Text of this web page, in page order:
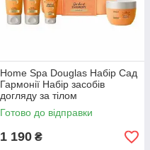
Home Spa Douglas Набір Сад
Гармонії Набір засобів
догляду за тілом
Готово до відправки
1 190 ₴